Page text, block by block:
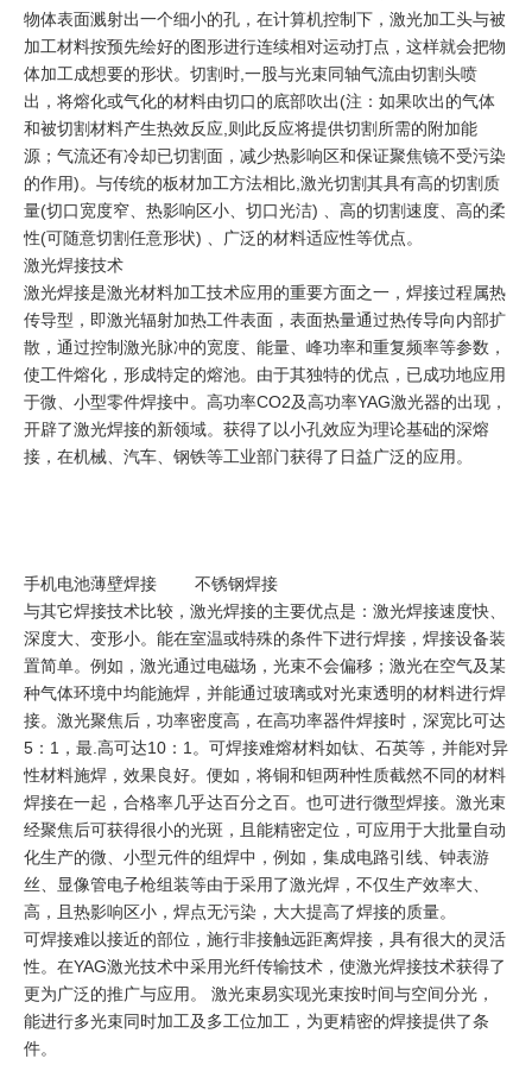
物体表面溅射出一个细小的孔，在计算机控制下，激光加工头与被
加工材料按预先绘好的图形进行连续相对运动打点，这样就会把物
体加工成想要的形状。切割时,一股与光束同轴气流由切割头喷
出，将熔化或气化的材料由切口的底部吹出(注：如果吹出的气体
和被切割材料产生热效反应,则此反应将提供切割所需的附加能
源；气流还有冷却已切割面，减少热影响区和保证聚焦镜不受污染
的作用)。与传统的板材加工方法相比,激光切割其具有高的切割质
量(切口宽度窄、热影响区小、切口光洁) 、高的切割速度、高的柔
性(可随意切割任意形状) 、广泛的材料适应性等优点。
激光焊接技术
激光焊接是激光材料加工技术应用的重要方面之一，焊接过程属热
传导型，即激光辐射加热工件表面，表面热量通过热传导向内部扩
散，通过控制激光脉冲的宽度、能量、峰功率和重复频率等参数，
使工件熔化，形成特定的熔池。由于其独特的优点，已成功地应用
于微、小型零件焊接中。高功率CO2及高功率YAG激光器的出现，
开辟了激光焊接的新领域。获得了以小孔效应为理论基础的深熔
接，在机械、汽车、钢铁等工业部门获得了日益广泛的应用。
手机电池薄壁焊接 不锈钢焊接
与其它焊接技术比较，激光焊接的主要优点是：激光焊接速度快、
深度大、变形小。能在室温或特殊的条件下进行焊接，焊接设备装
置简单。例如，激光通过电磁场，光束不会偏移；激光在空气及某
种气体环境中均能施焊，并能通过玻璃或对光束透明的材料进行焊
接。激光聚焦后，功率密度高，在高功率器件焊接时，深宽比可达
5：1，最.高可达10：1。可焊接难熔材料如钛、石英等，并能对异
性材料施焊，效果良好。便如，将铜和钽两种性质截然不同的材料
焊接在一起，合格率几乎达百分之百。也可进行微型焊接。激光束
经聚焦后可获得很小的光斑，且能精密定位，可应用于大批量自动
化生产的微、小型元件的组焊中，例如，集成电路引线、钟表游
丝、显像管电子枪组装等由于采用了激光焊，不仅生产效率大、
高，且热影响区小，焊点无污染，大大提高了焊接的质量。
可焊接难以接近的部位，施行非接触远距离焊接，具有很大的灵活
性。在YAG激光技术中采用光纤传输技术，使激光焊接技术获得了
更为广泛的推广与应用。 激光束易实现光束按时间与空间分光，
能进行多光束同时加工及多工位加工，为更精密的焊接提供了条
件。